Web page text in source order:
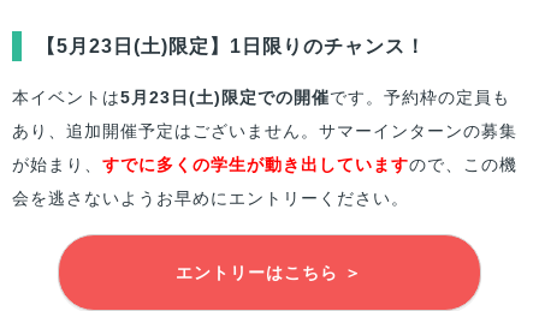
【5月23日(土)限定】1日限りのチャンス！
本イベントは5月23日(土)限定での開催です。予約枠の定員も
あり、追加開催予定はございません。サマーインターンの募集
が始まり、 すでに多くの学生が動き出していますので、この機
会を逃さないようお早めにエントリーください。
エントリーはこちら ＞